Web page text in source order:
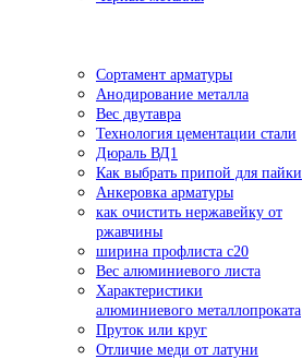
Сортамент арматуры
Анодирование металла
Вес двутавра
Технология цементации стали
Дюраль ВД1
Как выбрать припой для пайки
Анкеровка арматуры
как очистить нержавейку от
ржавчины
ширина профлиста с20
Вес алюминиевого листа
Характеристики
алюминиевого металлопроката
Пруток или круг
Отличие меди от латуни